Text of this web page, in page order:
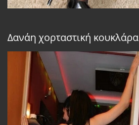
Δανάη χορταστική κουκλάρα